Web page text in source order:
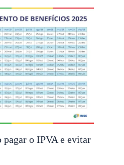
pagar o IPVA e evitar